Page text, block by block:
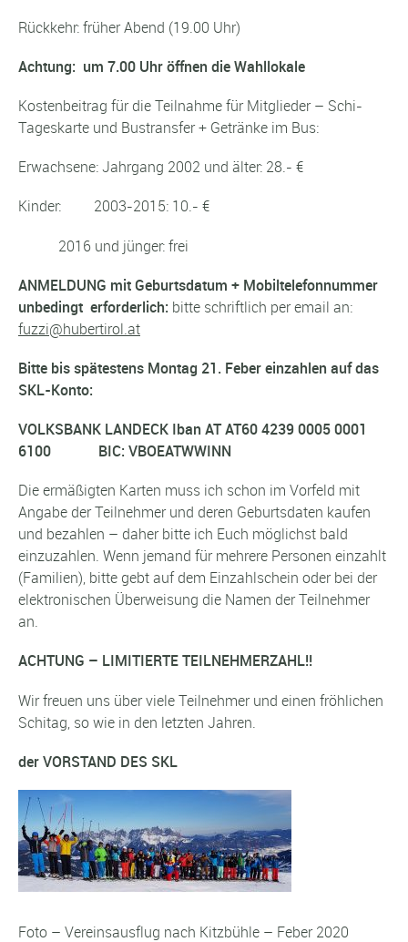
Rückkehr: früher Abend (19.00 Uhr)
Achtung: um 7.00 Uhr öffnen die Wahllokale
Kostenbeitrag für die Teilnahme für Mitglieder – Schi-
Tageskarte und Bustransfer + Getränke im Bus:
Erwachsene: Jahrgang 2002 und älter: 28.- €
Kinder: 2003-2015: 10.- €
2016 und jünger: frei
ANMELDUNG mit Geburtsdatum + Mobiltelefonnummer
unbedingt erforderlich: bitte schriftlich per email an:
fuzzi@hubertirol.at
Bitte bis spätestens Montag 21. Feber einzahlen auf das
SKL-Konto:
VOLKSBANK LANDECK Iban AT AT60 4239 0005 0001
6100 BIC: VBOEATWWINN
Die ermäßigten Karten muss ich schon im Vorfeld mit
Angabe der Teilnehmer und deren Geburtsdaten kaufen
und bezahlen – daher bitte ich Euch möglichst bald
einzuzahlen. Wenn jemand für mehrere Personen einzahlt
(Familien), bitte gebt auf dem Einzahlschein oder bei der
elektronischen Überweisung die Namen der Teilnehmer
an.
ACHTUNG – LIMITIERTE TEILNEHMERZAHL!!
Wir freuen uns über viele Teilnehmer und einen fröhlichen
Schitag, so wie in den letzten Jahren.
der VORSTAND DES SKL
Foto – Vereinsausflug nach Kitzbühle – Feber 2020